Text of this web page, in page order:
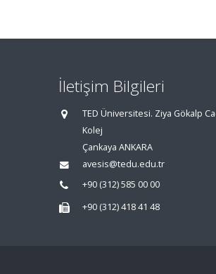
İletişim Bilgileri
TED Üniversitesi. Ziya Gökalp
Kolej
Çankaya ANKARA
avesis@tedu.edu.tr
+90 (312) 585 00 00
+90 (312) 418 41 48